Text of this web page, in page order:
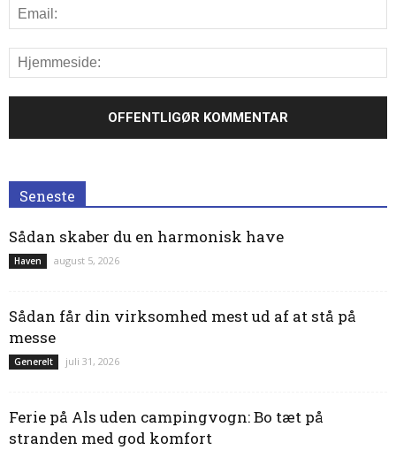
Seneste
Sådan skaber du en harmonisk have
Haven august 5, 2026
Sådan får din virksomhed mest ud af at stå på
messe
Generelt juli 31, 2026
Ferie på Als uden campingvogn: Bo tæt på
stranden med god komfort